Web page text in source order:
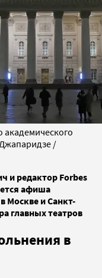
академического
/
и редактор Forbes
афиша
Москве и Санкт-
главных театров
в